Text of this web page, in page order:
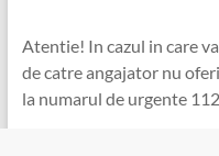
Atentie! In cazul in care
de catre angajator nu
la numarul de urgente